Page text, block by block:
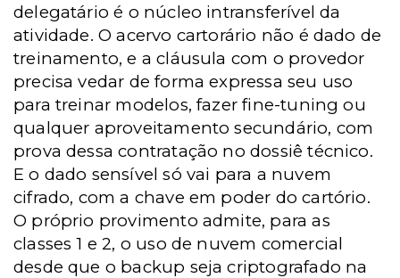
delegatário é o núcleo intransferível da
atividade. O acervo cartorário não é dado de
treinamento, e a cláusula com o provedor
precisa vedar de forma expressa seu uso
para treinar modelos, fazer fine-tuning ou
qualquer aproveitamento secundário, com
prova dessa contratação no dossiê técnico.
E o dado sensível só vai para a nuvem
cifrado, com a chave em poder do cartório.
O próprio provimento admite, para as
classes 1 e 2, o uso de nuvem comercial
desde que o backup seja criptografado na